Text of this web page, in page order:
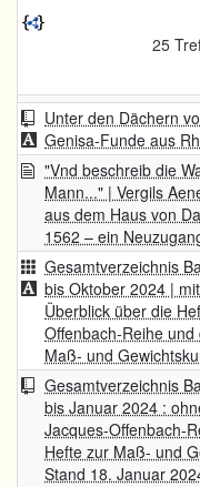
25
Unter den Dächern
Genisa-Funde aus
"Vnd beschreib die
Mann..." | Vergils
aus dem Haus von
1562 – ein
Gesamtverzeichnis
bis Oktober 2024 |
Überblick über die
Offenbach-Reihe
Maß- und
Gesamtverzeichnis
bis Januar 2024 :
Jacques-Offenbach-
Hefte zur Maß- und
Stand 18. Januar